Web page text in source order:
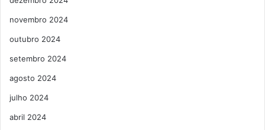
novembro 2024
outubro 2024
setembro 2024
agosto 2024
julho 2024
abril 2024